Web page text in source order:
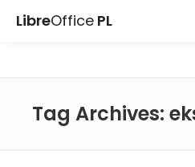
LibreOffice PL
Tag Archives: